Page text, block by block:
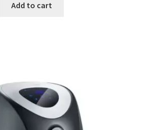
was:
Add to cart